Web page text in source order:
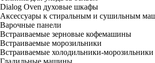
Dialog Oven духовые шкафы
Аксессуары к стиральным и сушильным
Варочные панели
Встраиваемые зерновые кофемашины
Встраиваемые морозильники
Встраиваемые холодильники-морозильники
Гладильные машины